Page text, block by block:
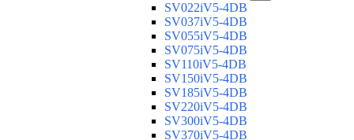
SV022iV5-4DB
SV037iV5-4DB
SV055iV5-4DB
SV075iV5-4DB
SV110iV5-4DB
SV150iV5-4DB
SV185iV5-4DB
SV220iV5-4DB
SV300iV5-4DB
SV370iV5-4DB